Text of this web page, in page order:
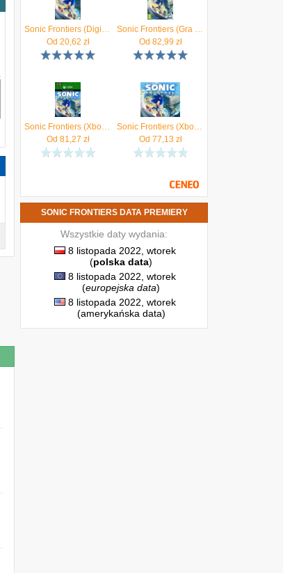
Sonic Frontiers (Digital)
Od 20,62 zł
Sonic Frontiers (Gra PS4)
Od 82,99 zł
Sonic Frontiers (Xbox Series Key)
Od 81,27 zł
Sonic Frontiers (Xbox One Key)
Od 77,13 zł
SONIC FRONTIERS DATA PREMIERY
Wszystkie daty wydania:
8 listopada 2022, wtorek
(polska data)
8 listopada 2022, wtorek
(europejska data)
8 listopada 2022, wtorek
(amerykańska data)